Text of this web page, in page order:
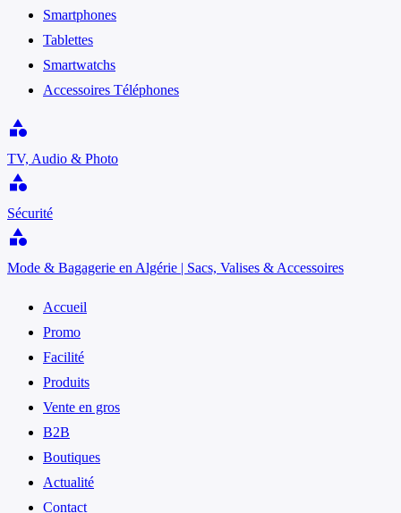
Smartphones
Tablettes
Smartwatchs
Accessoires Téléphones
category
TV, Audio & Photo
category
Sécurité
category
Mode & Bagagerie en Algérie | Sacs, Valises & Accessoires
Accueil
Promo
Facilité
Produits
Vente en gros
B2B
Boutiques
Actualité
Contact